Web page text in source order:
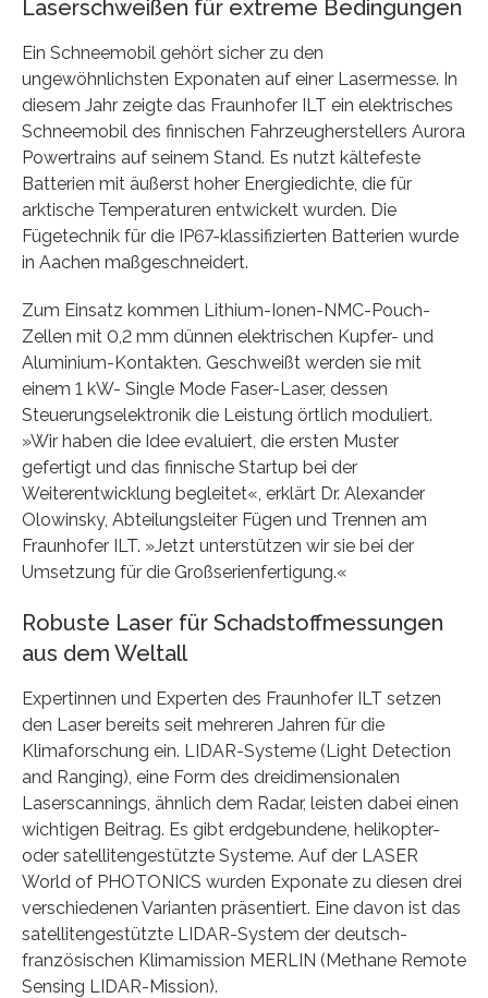
Laserschweißen für extreme Bedingungen
Ein Schneemobil gehört sicher zu den
ungewöhnlichsten Exponaten auf einer Lasermesse. In
diesem Jahr zeigte das Fraunhofer ILT ein elektrisches
Schneemobil des finnischen Fahrzeugherstellers Aurora
Powertrains auf seinem Stand. Es nutzt kältefeste
Batterien mit äußerst hoher Energiedichte, die für
arktische Temperaturen entwickelt wurden. Die
Fügetechnik für die IP67-klassifizierten Batterien wurde
in Aachen maßgeschneidert.
Zum Einsatz kommen Lithium-Ionen-NMC-Pouch-
Zellen mit 0,2 mm dünnen elektrischen Kupfer- und
Aluminium-Kontakten. Geschweißt werden sie mit
einem 1 kW- Single Mode Faser-Laser, dessen
Steuerungselektronik die Leistung örtlich moduliert.
»Wir haben die Idee evaluiert, die ersten Muster
gefertigt und das finnische Startup bei der
Weiterentwicklung begleitet«, erklärt Dr. Alexander
Olowinsky, Abteilungsleiter Fügen und Trennen am
Fraunhofer ILT. »Jetzt unterstützen wir sie bei der
Umsetzung für die Großserienfertigung.«
Robuste Laser für Schadstoffmessungen
aus dem Weltall
Expertinnen und Experten des Fraunhofer ILT setzen
den Laser bereits seit mehreren Jahren für die
Klimaforschung ein. LIDAR-Systeme (Light Detection
and Ranging), eine Form des dreidimensionalen
Laserscannings, ähnlich dem Radar, leisten dabei einen
wichtigen Beitrag. Es gibt erdgebundene, helikopter-
oder satellitengestützte Systeme. Auf der LASER
World of PHOTONICS wurden Exponate zu diesen drei
verschiedenen Varianten präsentiert. Eine davon ist das
satellitengestützte LIDAR-System der deutsch-
französischen Klimamission MERLIN (Methane Remote
Sensing LIDAR-Mission).